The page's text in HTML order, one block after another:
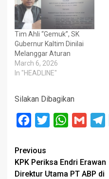
Tim Ahli “Gemuk”, SK
Gubernur Kaltim Dinilai
Melanggar Aturan
March 6, 2026
In "HEADLINE"
Silakan Dibagikan
Facebook
Twitter WhatsApp
Gmail
Post
navigation
Previous
KPK Periksa Endri Erawan
Direktur Utama PT ABP di